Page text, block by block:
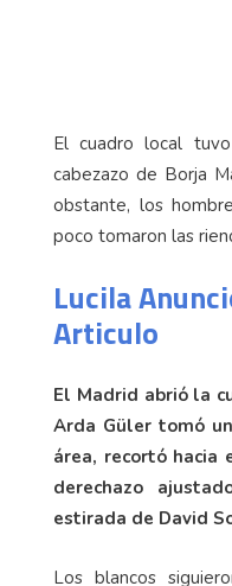
El cuadro local
cabezazo de Borja
obstante, los
poco tomaron las
Lucila
Articulo
El Madrid abrió la
Arda Güler tomó
área, recortó hacia
derechazo
estirada de David
Los blancos